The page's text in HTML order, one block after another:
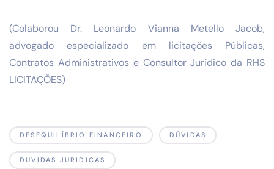
(Colaborou Dr. Leonardo Vianna Metello Jacob,
advogado especializado em licitações Públicas,
Contratos Administrativos e Consultor Jurídico da RHS
LICITAÇÕES)
DESEQUILÍBRIO FINANCEIRO DÚVIDAS
DUVIDAS JURIDICAS